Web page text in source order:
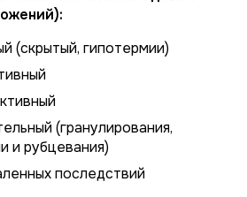
(скрытый, гипотермии)
(гранулирования,
и рубцевания)
последствий